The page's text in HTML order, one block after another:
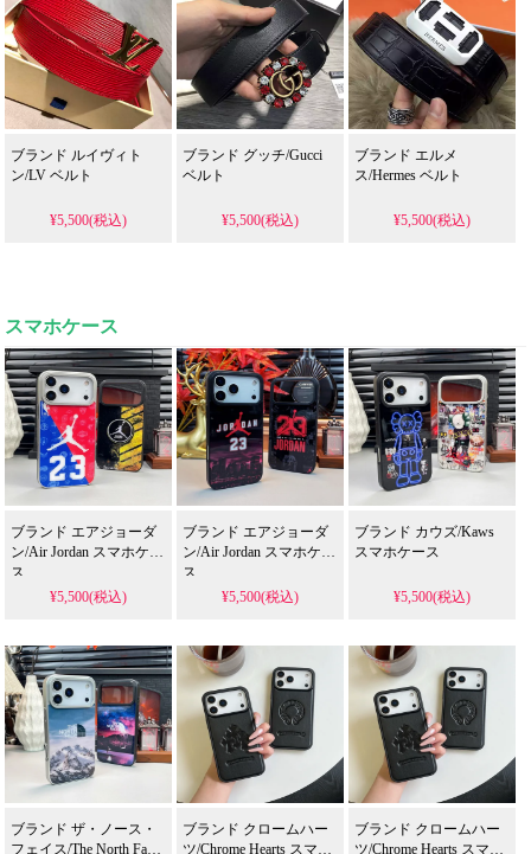
ブランド ルイヴィト
ン/LV ベルト
¥5,500(税込)
ブランド グッチ/Gucci
ベルト
¥5,500(税込)
ブランド エルメ
ス/Hermes ベルト
¥5,500(税込)
スマホケース
ブランド エアジョーダ
ン/Air Jordan スマホケー
ス
¥5,500(税込)
ブランド エアジョーダ
ン/Air Jordan スマホケー
ス
¥5,500(税込)
ブランド カウズ/Kaws
スマホケース
¥5,500(税込)
ブランド ザ・ノース・
フェイス/The North Face
ブランド クロームハー
ツ/Chrome Hearts スマホ
ブランド クロームハー
ツ/Chrome Hearts スマホ